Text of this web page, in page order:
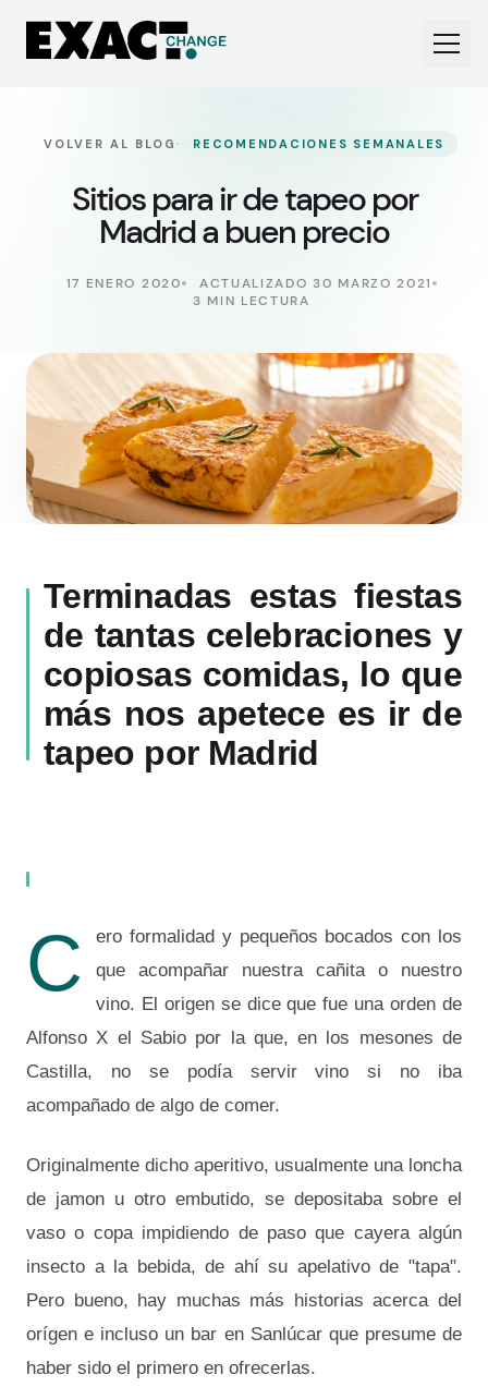
VOLVER AL BLOG · RECOMENDACIONES SEMANALES
Sitios para ir de tapeo por
Madrid a buen precio
17 ENERO 2020
ACTUALIZADO 30 MARZO 2021
3 MIN LECTURA
Terminadas estas fiestas
de tantas celebraciones y
copiosas comidas, lo que
más nos apetece es ir de
tapeo por Madrid
C
ero formalidad y pequeños bocados con los
que acompañar nuestra cañita o nuestro
vino. El origen se dice que fue una orden de
Alfonso X el Sabio por la que, en los mesones de
Castilla, no se podía servir vino si no iba
acompañado de algo de comer.
Originalmente dicho aperitivo, usualmente una loncha
de jamon u otro embutido, se depositaba sobre el
vaso o copa impidiendo de paso que cayera algún
insecto a la bebida, de ahí su apelativo de "tapa".
Pero bueno, hay muchas más historias acerca del
orígen e incluso un bar en Sanlúcar que presume de
haber sido el primero en ofrecerlas.